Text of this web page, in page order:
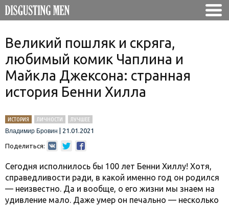
Великий пошляк и скряга,
любимый комик Чаплина и
Майкла Джексона: странная
история Бенни Хилла
ИСТОРИЯ ЛИЧНОСТИ
ЛУЧШЕЕ
Владимир Бровин
21.01.2021
Поделиться:
Сегодня исполнилось бы 100 лет Бенни Хиллу! Хотя,
справедливости ради, в какой именно год он родился
— неизвестно. Да и вообще, о его жизни мы знаем на
удивление мало. Даже умер он печально — несколько